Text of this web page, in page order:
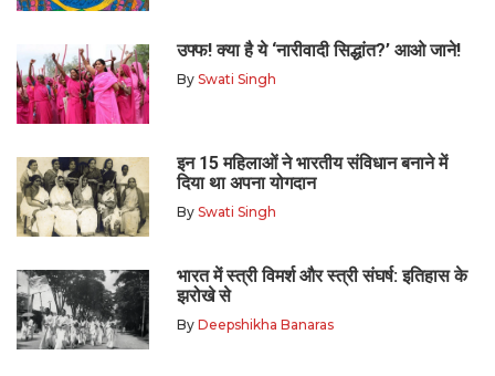
उफ्फ! क्या है ये ‘नारीवादी सिद्धांत?’ आओ जाने!
By Swati Singh
इन 15 महिलाओं ने भारतीय संविधान बनाने में
दिया था अपना योगदान
By Swati Singh
भारत में स्त्री विमर्श और स्त्री संघर्ष: इतिहास के
झरोखे से
By Deepshikha Banaras